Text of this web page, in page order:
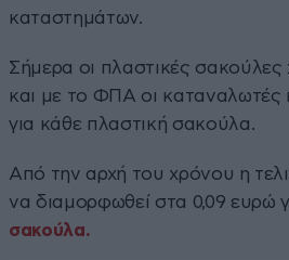
καταστημάτων.
Σήμερα οι πλαστικές σακούλες
και με το ΦΠΑ οι
για κάθε πλαστική σακούλα.
Από την αρχή του χρόνου η
να διαμορφωθεί στα 0,09 ευρώ
σακούλα.